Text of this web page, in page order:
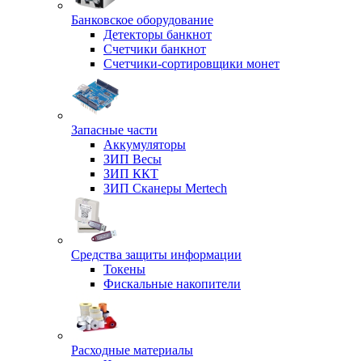
Банковское оборудование
Детекторы банкнот
Счетчики банкнот
Счетчики-сортировщики монет
Запасные части
Аккумуляторы
ЗИП Весы
ЗИП ККТ
ЗИП Сканеры Mertech
Средства защиты информации
Токены
Фискальные накопители
Расходные материалы